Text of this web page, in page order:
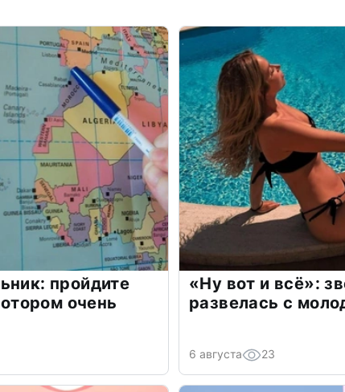
пройдите
очень
«Ну вот и всё»:
развелась с
6 августа 23